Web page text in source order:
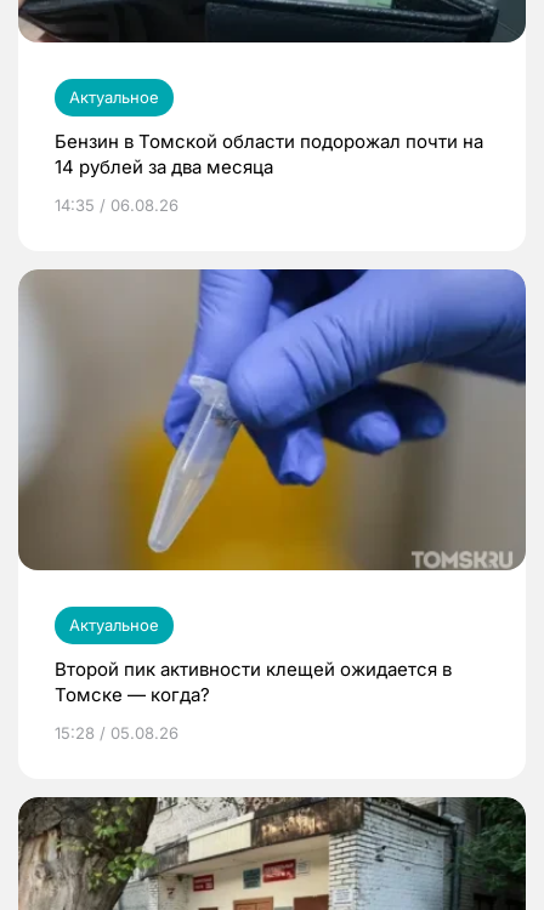
Актуальное
Бензин в Томской области подорожал почти на
14 рублей за два месяца
14:35 / 06.08.26
Актуальное
Второй пик активности клещей ожидается в
Томске — когда?
15:28 / 05.08.26